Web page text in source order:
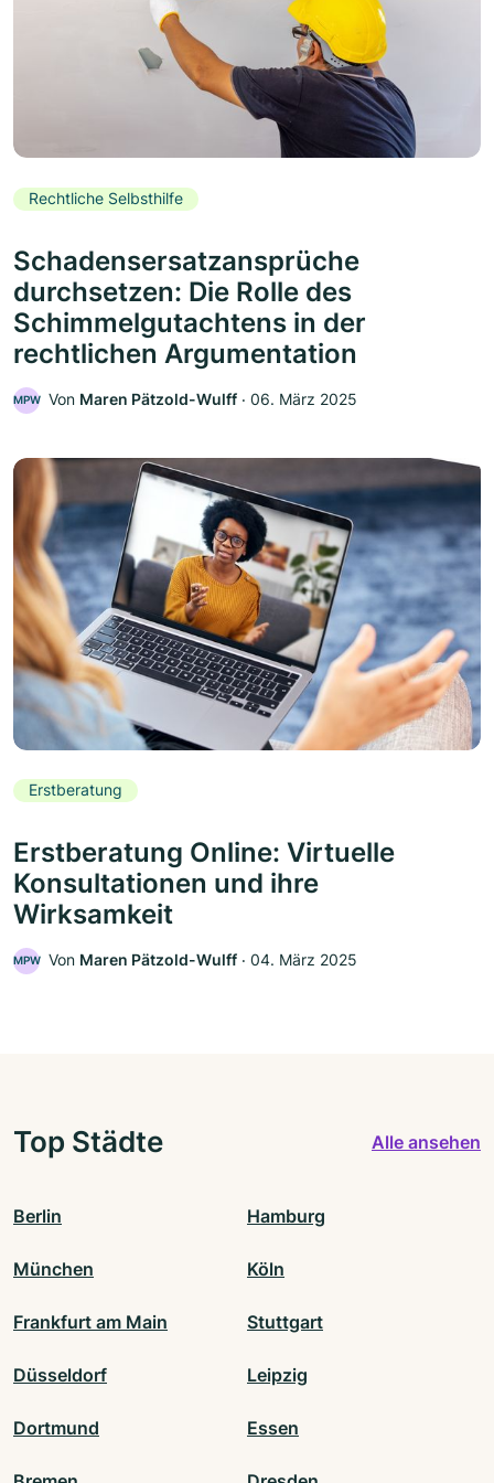
Rechtliche Selbsthilfe
Schadensersatzansprüche
durchsetzen: Die Rolle des
Schimmelgutachtens in der
rechtlichen Argumentation
MPW Von Maren Pätzold-Wulff ‧ 06. März 2025
Erstberatung
Erstberatung Online: Virtuelle
Konsultationen und ihre
Wirksamkeit
MPW Von Maren Pätzold-Wulff ‧ 04. März 2025
Top Städte Alle ansehen
Berlin Hamburg
München Köln
Frankfurt am Main Stuttgart
Düsseldorf Leipzig
Dortmund Essen